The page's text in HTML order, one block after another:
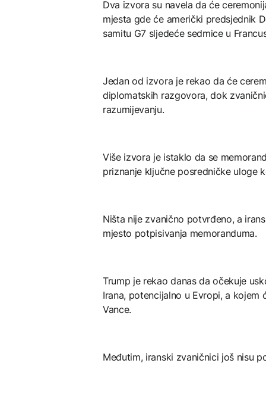
Dva izvora su navela da će
mjesta gde će američki predsjednik
samitu G7 sljedeće sedmice u
Jedan od izvora je rekao da će
diplomatskih razgovora, dok
razumijevanju.
Više izvora je istaklo da se
priznanje ključne posredničke uloge
Ništa nije zvanično potvrđeno, a
mjesto potpisivanja memoranduma.
Trump je rekao danas da očekuje
Irana, potencijalno u Evropi, a
Vance.
Međutim, iranski zvaničnici još nisu